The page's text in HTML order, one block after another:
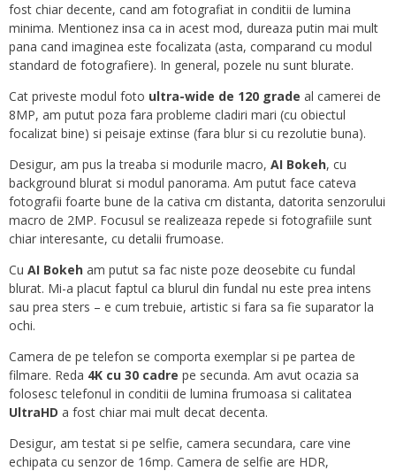
fost chiar decente, cand am fotografiat in conditii de lumina
minima. Mentionez insa ca in acest mod, dureaza putin mai mult
pana cand imaginea este focalizata (asta, comparand cu modul
standard de fotografiere). In general, pozele nu sunt blurate.
Cat priveste modul foto ultra-wide de 120 grade al camerei de
8MP, am putut poza fara probleme cladiri mari (cu obiectul
focalizat bine) si peisaje extinse (fara blur si cu rezolutie buna).
Desigur, am pus la treaba si modurile macro, AI Bokeh, cu
background blurat si modul panorama. Am putut face cateva
fotografii foarte bune de la cativa cm distanta, datorita senzorului
macro de 2MP. Focusul se realizeaza repede si fotografiile sunt
chiar interesante, cu detalii frumoase.
Cu AI Bokeh am putut sa fac niste poze deosebite cu fundal
blurat. Mi-a placut faptul ca blurul din fundal nu este prea intens
sau prea sters – e cum trebuie, artistic si fara sa fie suparator la
ochi.
Camera de pe telefon se comporta exemplar si pe partea de
filmare. Reda 4K cu 30 cadre pe secunda. Am avut ocazia sa
folosesc telefonul in conditii de lumina frumoasa si calitatea
UltraHD a fost chiar mai mult decat decenta.
Desigur, am testat si pe selfie, camera secundara, care vine
echipata cu senzor de 16mp. Camera de selfie are HDR,